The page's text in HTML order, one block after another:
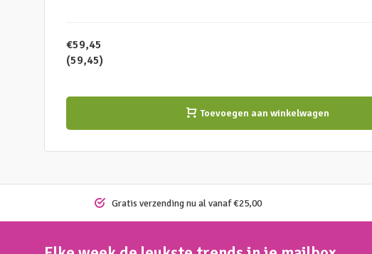
€59,45
(59,45)
Toevoegen aan winkelwagen
Gratis verzending nu al vanaf €25,00